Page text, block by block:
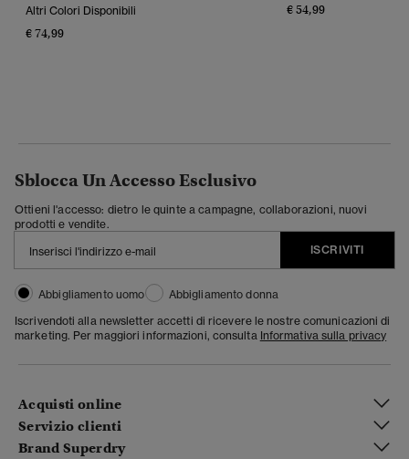
Altri Colori Disponibili
€ 74,99
€ 54,99
Sblocca Un Accesso Esclusivo
Ottieni l'accesso: dietro le quinte a campagne, collaborazioni, nuovi
prodotti e vendite.
ISCRIVITI
Abbigliamento uomo
Abbigliamento donna
Iscrivendoti alla newsletter accetti di ricevere le nostre comunicazioni di
marketing. Per maggiori informazioni, consulta Informativa sulla privacy
Acquisti online
Servizio clienti
Brand Superdry